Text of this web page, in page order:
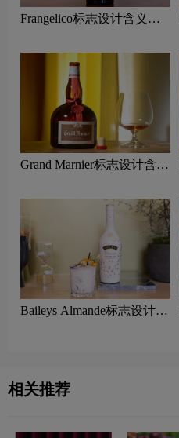
Frangelico标志设计含义及
Grand Marnier标志设计含义
Baileys Almande标志设计含
相关推荐